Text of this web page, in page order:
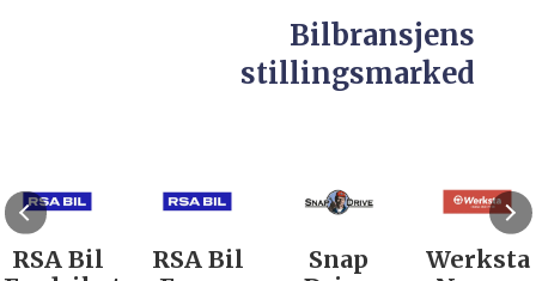
Bilbransjens
stillingsmarked
RSA Bil
RSA Bil
Snap
Werksta